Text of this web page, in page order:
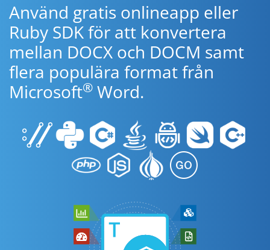
Använd gratis onlineapp eller
Ruby SDK för att konvertera
mellan DOCX och DOCM samt
flera populära format från
Microsoft® Word.